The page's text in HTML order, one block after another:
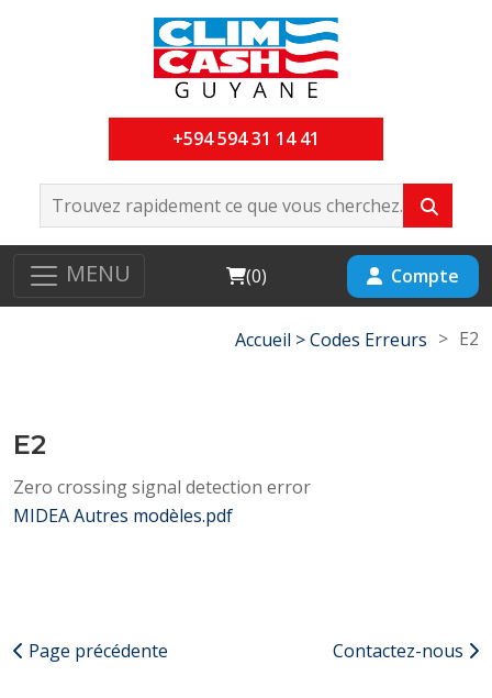
+594 594 31 14 41
MENU Cart
(0) Compte
Accueil >Codes Erreurs > E2
E2
Zero crossing signal detection error
MIDEA Autres modèles.pdf
Page précédente Contactez-nous